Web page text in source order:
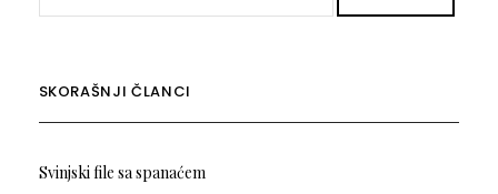
SKORAŠNJI ČLANCI
Svinjski file sa spanaćem